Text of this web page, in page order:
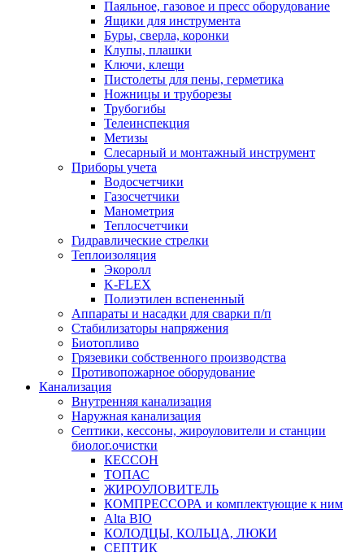
Паяльное, газовое и пресс оборудование
Ящики для инструмента
Буры, сверла, коронки
Клупы, плашки
Ключи, клещи
Пистолеты для пены, герметика
Ножницы и труборезы
Трубогибы
Телеинспекция
Метизы
Слесарный и монтажный инструмент
Приборы учета
Водосчетчики
Газосчетчики
Манометрия
Теплосчетчики
Гидравлические стрелки
Теплоизоляция
Экоролл
K-FLEX
Полиэтилен вспененный
Аппараты и насадки для сварки п/п
Стабилизаторы напряжения
Биотопливо
Грязевики собственного производства
Противопожарное оборудование
Канализация
Внутренняя канализация
Наружная канализация
Септики, кессоны, жироуловители и станции
биолог.очистки
КЕССОН
ТОПАС
ЖИРОУЛОВИТЕЛЬ
КОМПРЕССОРА и комплектующие к ним
Alta BIO
КОЛОДЦЫ, КОЛЬЦА, ЛЮКИ
СЕПТИК